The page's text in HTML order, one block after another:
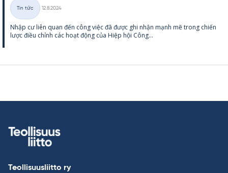
Thể
loại
Tin tức
12.8.2024
Nhập cư liên quan đến công việc đã được ghi nhận mạnh mẽ trong chiến
lược điều chỉnh các hoạt động của Hiệp hội Công...
Teollisuusliitto ry